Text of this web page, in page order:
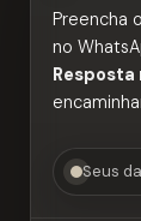
Preencha
no
Seus